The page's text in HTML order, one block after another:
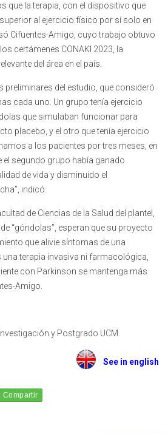
que la terapia, con el dispositivo que
al ejercicio físico por sí solo en
Cifuentes-Amigo, cuyo trabajo obtuvo
certámenes CONAKI 2023, la
del área en el país.
preliminares del estudio, que consideró
cada uno. Un grupo tenía ejercicio
que simulaban funcionar para
placebo, y el otro que tenía ejercicio
a los pacientes por tres meses, en
el segundo grupo había ganado
de vida y disminuido el
indicó.
de Ciencias de la Salud del plantel,
“góndolas”, esperan que su proyecto
que alivie síntomas de una
una terapia invasiva ni farmacológica,
con Parkinson se mantenga más
Amigo.
y Postgrado UCM.
See in english